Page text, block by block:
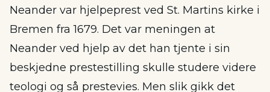
Neander var hjelpeprest ved St. Martins kirke i
Bremen fra 1679. Det var meningen at
Neander ved hjelp av det han tjente i sin
beskjedne prestestilling skulle studere videre
teologi og så prestevies. Men slik gikk det